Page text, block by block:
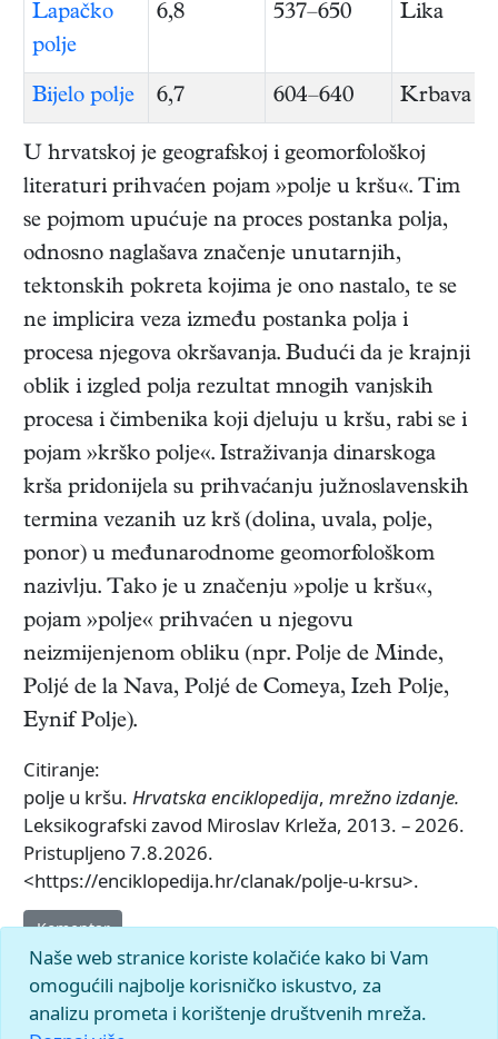
Lapačko
polje
6,8 537–650 Lika
Bijelo polje 6,7 604–640 Krbava
U hrvatskoj je geografskoj i geomorfološkoj
literaturi prihvaćen pojam »polje u kršu«. Tim
se pojmom upućuje na proces postanka polja,
odnosno naglašava značenje unutarnjih,
tektonskih pokreta kojima je ono nastalo, te se
ne implicira veza između postanka polja i
procesa njegova okršavanja. Budući da je krajnji
oblik i izgled polja rezultat mnogih vanjskih
procesa i čimbenika koji djeluju u kršu, rabi se i
pojam »krško polje«. Istraživanja dinarskoga
krša pridonijela su prihvaćanju južnoslavenskih
termina vezanih uz krš (dolina, uvala, polje,
ponor) u međunarodnome geomorfološkom
nazivlju. Tako je u značenju »polje u kršu«,
pojam »polje« prihvaćen u njegovu
neizmijenjenom obliku (npr. Polje de Minde,
Poljé de la Nava, Poljé de Comeya, Izeh Polje,
Eynif Polje).
Citiranje:
polje u kršu. Hrvatska enciklopedija, mrežno izdanje.
Leksikografski zavod Miroslav Krleža, 2013. – 2026.
Pristupljeno 7.8.2026.
<https://enciklopedija.hr/clanak/polje-u-krsu>.
Komentar
Naše web stranice koriste kolačiće kako bi Vam
omogućili najbolje korisničko iskustvo, za
analizu prometa i korištenje društvenih mreža.